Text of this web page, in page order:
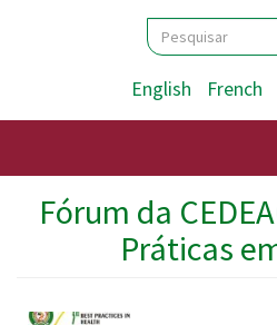
Search
Pesquisar
English French
Fórum da
Práticas
Imagem